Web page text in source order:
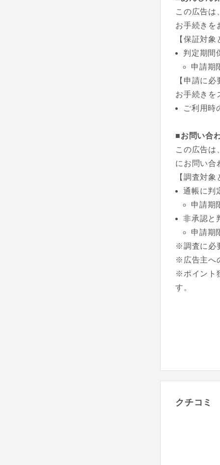
この広告は
お手続きを
【保証対
判定期間
申請期
【申請に
お手続きを
ご利用時
■お問い合
この広告は
にお問い合
【調査対
通帳に判
申請期
非承認と
申請期
※調査に必
※広告主へ
※ポイント
す。
クチコミ